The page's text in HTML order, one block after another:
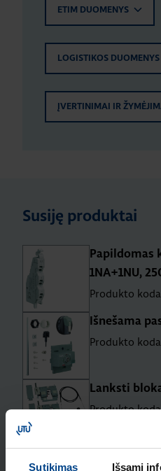
Sutikimas Išsami
ETIM DUOMENYS
LOGISTIKOS DUOMENYS
ĮVERTINIMAI IR
Susiję produktai
Papildomas
1NA+1NU,
Produkto
Išnešama
Produkto
Lanksti
Produkto